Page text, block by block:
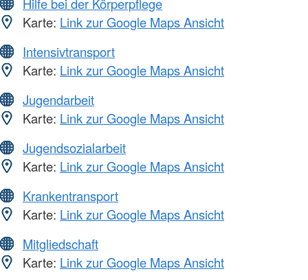
Hilfe bei der Körperpflege
Karte: Link zur Google Maps Ansicht
Intensivtransport
Karte: Link zur Google Maps Ansicht
Jugendarbeit
Karte: Link zur Google Maps Ansicht
Jugendsozialarbeit
Karte: Link zur Google Maps Ansicht
Krankentransport
Karte: Link zur Google Maps Ansicht
Mitgliedschaft
Karte: Link zur Google Maps Ansicht